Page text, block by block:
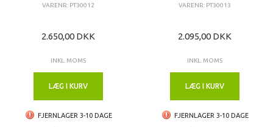
VARENR: PT30012
2.650,00 DKK
INKL. MOMS
LÆG I KURV
FJERNLAGER 3-10 DAGE
VARENR: PT30013
2.095,00 DKK
INKL. MOMS
LÆG I KURV
FJERNLAGER 3-10 DAGE